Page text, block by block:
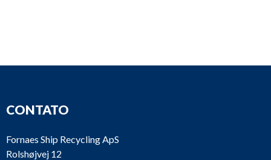
E0404 PLEIGER 362-MC
E0403
CONTATO
Fornaes Ship Recycling ApS
Rolshøjvej 12